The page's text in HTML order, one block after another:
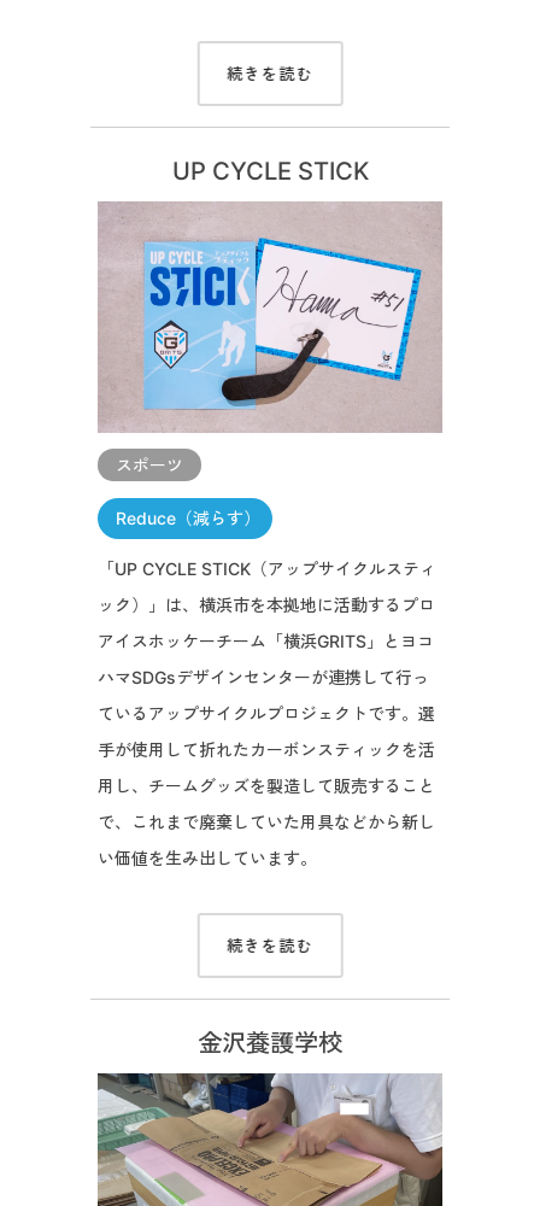
続きを読む
UP CYCLE STICK
スポーツ
Reduce（減らす）
「UP CYCLE STICK（アップサイクルスティ
ック）」は、横浜市を本拠地に活動するプロ
アイスホッケーチーム「横浜GRITS」とヨコ
ハマSDGsデザインセンターが連携して行っ
ているアップサイクルプロジェクトです。選
手が使用して折れたカーボンスティックを活
用し、チームグッズを製造して販売すること
で、これまで廃棄していた用具などから新し
い価値を生み出しています。
続きを読む
金沢養護学校